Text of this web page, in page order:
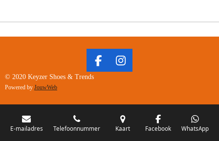
F
B
O
I
A
G
R
© 2020 Keyzer Shoes & Trends
Powered by JouwWeb
E-mailadres Telefoonnummer Kaart Facebook WhatsApp